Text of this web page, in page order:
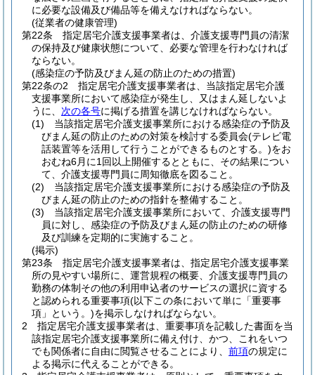
に必要な設備及び備品等を備えなければならない。
(従業者の健康管理)
第22条
指定居宅介護支援事業者は、介護支援専門員の清潔
の保持及び健康状態について、必要な管理を行わなければ
ならない。
(感染症の予防及びまん延の防止のための措置)
第22条の2
指定居宅介護支援事業者は、当該指定居宅介護
支援事業所において感染症が発生し、又はまん延しないよ
うに、 次の各号に掲げる措置を講じなければならない。
(1)
当該指定居宅介護支援事業所における感染症の予防及
びまん延の防止のための対策を検討する委員会(テレビ電
話装置等を活用して行うことができるものとする。)をお
おむね6月に1回以上開催するとともに、その結果につい
て、介護支援専門員に周知徹底を図ること。
(2)
当該指定居宅介護支援事業所における感染症の予防及
びまん延の防止のための指針を整備すること。
(3)
当該指定居宅介護支援事業所において、介護支援専門
員に対し、感染症の予防及びまん延の防止のための研修
及び訓練を定期的に実施すること。
(掲示)
第23条
指定居宅介護支援事業者は、指定居宅介護支援事業
所の見やすい場所に、運営規程の概要、介護支援専門員の
勤務の体制その他の利用申込者のサービスの選択に資する
と認められる重要事項(以下この条において単に「重要事
項」という。)を掲示しなければならない。
2
指定居宅介護支援事業者は、重要事項を記載した書面を当
該指定居宅介護支援事業所に備え付け、かつ、これをいつ
でも関係者に自由に閲覧させることにより、 前項の規定に
よる掲示に代えることができる。